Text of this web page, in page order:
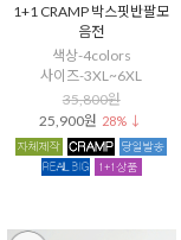
1+1 CRAMP 박스핏반팔모
음전
색상-4colors
사이즈-3XL~6XL
35,800원
25,900원 28% ↓